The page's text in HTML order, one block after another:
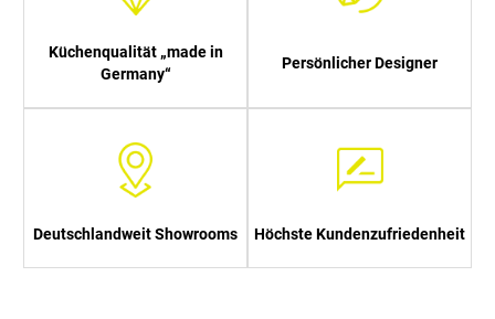
Küchenqualität „made in
Germany“
Persönlicher Designer
Deutschlandweit Showrooms Höchste Kundenzufriedenheit